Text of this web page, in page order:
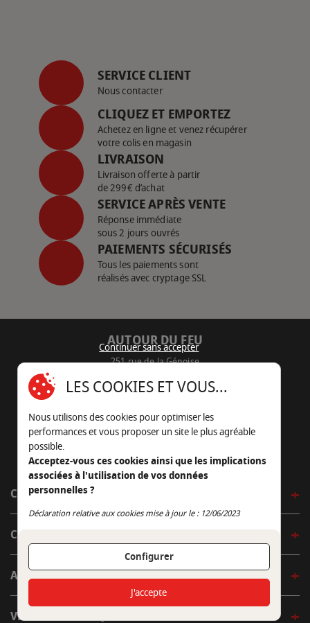
SERVICE CLIENT
Nous contacter
CLIQUEZ ET EMPORTEZ
Achetez en ligne et venez récupérer
votre colis en magasin
LIVRAISON
Livraison offerte à partir
de 299€ d’achat
SERVICE APRÈS VENTE
Réponse immédiate
sous 2 jours ouvrés
PAIEMENTS SÉCURISÉS
Tous les paiements sont
réalisés avec cryptage SSL
AUTOUR DU FEU
251 rue de la Génoise
05 45 22 98 09
Nous envoyer un e-mail
CÔTÉ OUTDOOR
CÔTÉ INDOOR
AUTOUR DE LA TABLE
VENIR EN BOUTIQUE
Continuer sans accepter
LES COOKIES ET VOUS...
Nous utilisons des cookies pour optimiser les
performances et vous proposer un site le plus agréable
possible.
Acceptez-vous ces cookies ainsi que les implications
associées à l'utilisation de vos données
personnelles ?
Déclaration relative aux cookies mise à jour le : 12/06/2023
Configurer
Continuer sans accepter
J'accepte